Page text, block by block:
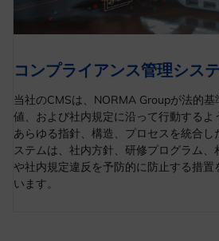
コンプライアンス管理シス
当社のCMSは、NORMA Groupが法的基
値、および社内規定に沿って行動するよ
あらゆる指針、構造、プロセスを統合し
ステムは、社内方針、研修プログラム、
や社内規定違反を予防的に防止する措置
います。